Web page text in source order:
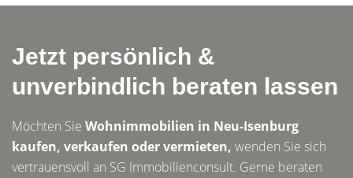
Jetzt persönlich &
unverbindlich beraten lassen
Möchten Sie Wohnimmobilien in Neu-Isenburg
kaufen, verkaufen oder vermieten, wenden Sie sich
vertrauensvoll an SG Immobilienconsult. Gerne beraten